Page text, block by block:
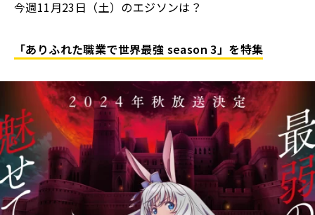
今週11月23日（土）のエジソンは？
「ありふれた職業で世界最強 season 3」を特集